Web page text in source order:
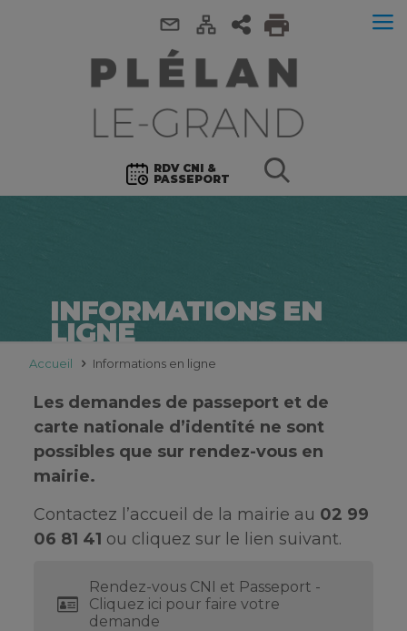
RDV CNI &
PASSEPORT
INFORMATIONS EN
LIGNE
Accueil Informations en ligne
Les demandes de passeport et de
carte nationale d’identité ne sont
possibles que sur rendez-vous en
mairie.
Contactez l’accueil de la mairie au 02 99
06 81 41 ou cliquez sur le lien suivant.
Rendez-vous CNI et Passeport -
Cliquez ici pour faire votre
demande